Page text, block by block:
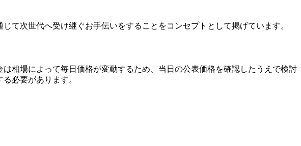
じて次世代へ受け継ぐお手伝いをする ことをコンセプトとして掲げています。
相場によって毎日価格が変動するため、 当日の公表価格を確認したうえで検討
必要があります。